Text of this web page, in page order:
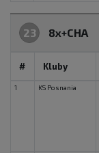
23 8x+CHA
# Kluby
1 KS Posnania